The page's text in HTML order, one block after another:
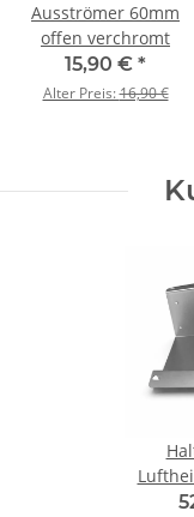
Ausströmer 60mm
offen verchromt
15,90 € *
Alter Preis:16,90 €